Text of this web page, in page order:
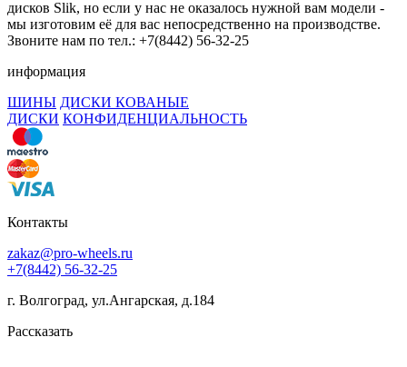
дисков Slik, но если у нас не оказалось нужной вам модели -
мы изготовим её для вас непосредственно на производстве.
Звоните нам по тел.: +7(8442) 56-32-25
информация
ШИНЫ ДИСКИ КОВАНЫЕ
ДИСКИ КОНФИДЕНЦИАЛЬНОСТЬ
Контакты
zakaz@pro-wheels.ru
+7(8442) 56-32-25
г. Волгоград, ул.Ангарская, д.184
Рассказать